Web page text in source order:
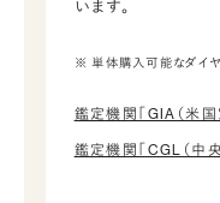
います。
※ 単体購入可能なダイ
鑑定機関「GIA（米国
鑑定機関「CGL（中